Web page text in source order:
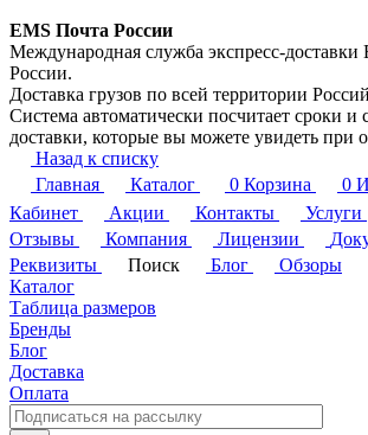
EMS Почта России
Международная служба экспресс-доставки
России.
Доставка грузов по всей территории
Система автоматически посчитает сроки и
доставки, которые вы можете увидеть при
Назад к списку
Главная
Каталог 0 Корзина 0
Кабинет
Акции Контакты Услуги
Отзывы
Компания Лицензии
Реквизиты
Поиск Блог
Обзоры
Каталог
Таблица размеров
Бренды
Блог
Доставка
Оплата